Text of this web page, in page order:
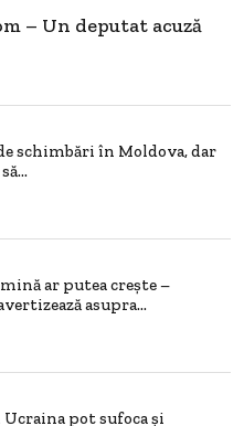
– Un deputat acuză
schimbări în Moldova, dar
ar putea crește –
asupra...
Ucraina pot sufoca și